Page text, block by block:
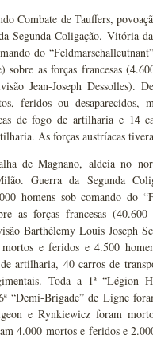
Combate de Tauffers,
Segunda Coligação. Vitória
do
sobre as forças francesas
Jean-Joseph Dessolles).
feridos ou desaparecidos,
de fogo de artilharia e 14
As forças austríacas
de Magnano, aldeia no
Guerra da Segunda
homens sob comando do
as forças francesas (40.600
Barthélemy Louis Joseph
e feridos e 4.500
artilharia, 40 carros de
Toda a 1ª “Légion
“Demi-Brigade” de Ligne
e Rynkiewicz foram
4.000 mortos e feridos e